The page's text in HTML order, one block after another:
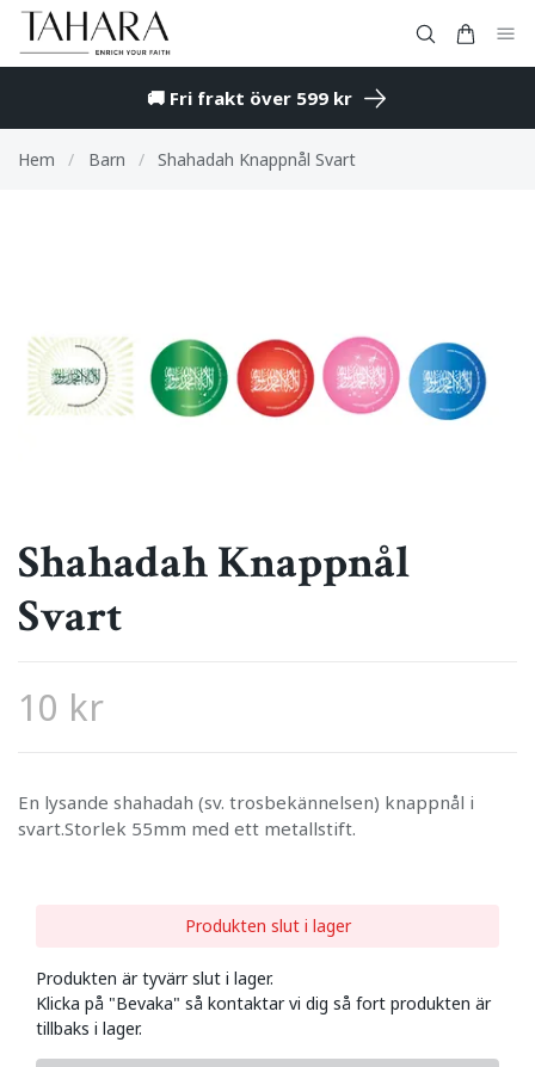
🚚 Fri frakt över 599 kr
Hem / Barn / Shahadah Knappnål Svart
Shahadah Knappnål
Svart
10 kr
En lysande shahadah (sv. trosbekännelsen) knappnål i
svart.Storlek 55mm med ett metallstift.
Produkten slut i lager
Produkten är tyvärr slut i lager.
Klicka på "Bevaka" så kontaktar vi dig så fort produkten är
tillbaks i lager.